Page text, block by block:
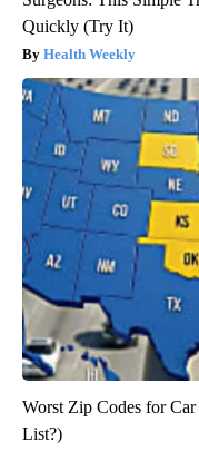
Quickly (Try It)
Health Weekly
Worst Zip Codes for
List?)